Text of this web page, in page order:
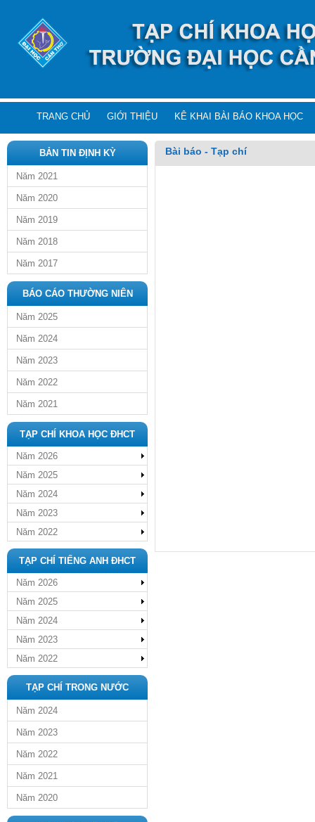
TRANG CHỦ GIỚI THIỆU KÊ KHAI BÀI BÁO KHOA HỌC
BẢN TIN ĐỊNH KỲ
Năm 2021
Năm 2020
Năm 2019
Năm 2018
Năm 2017
BÁO CÁO THƯỜNG NIÊN
Năm 2025
Năm 2024
Năm 2023
Năm 2022
Năm 2021
TẠP CHÍ KHOA HỌC ĐHCT
Năm 2026
Năm 2025
Năm 2024
Năm 2023
Năm 2022
TẠP CHÍ TIẾNG ANH ĐHCT
Năm 2026
Năm 2025
Năm 2024
Năm 2023
Năm 2022
TẠP CHÍ TRONG NƯỚC
Năm 2024
Năm 2023
Năm 2022
Năm 2021
Năm 2020
Bài báo - Tạp chí